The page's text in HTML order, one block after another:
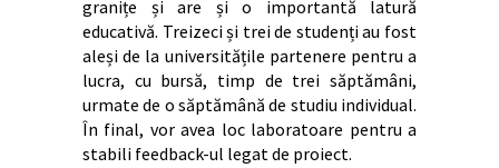
granițe și are și o importantă latură
educativă. Treizeci și trei de studenți au fost
aleși de la universitățile partenere pentru a
lucra, cu bursă, timp de trei săptămâni,
urmate de o săptămână de studiu individual.
În final, vor avea loc laboratoare pentru a
stabili feedback-ul legat de proiect.